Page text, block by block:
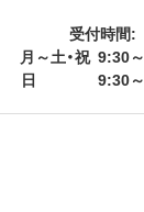
受付時間:
月～土・祝 9:30
日
9:30